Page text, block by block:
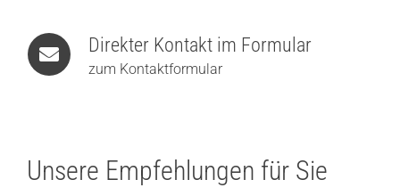
Direkter Kontakt im Formular
zum Kontaktformular
Unsere Empfehlungen für Sie